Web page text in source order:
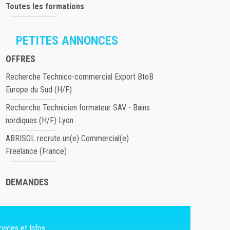
Toutes les formations
PETITES ANNONCES
OFFRES
Recherche Technico-commercial Export BtoB
Europe du Sud (H/F)
Recherche Technicien formateur SAV - Bains
nordiques (H/F) Lyon
ABRISOL recrute un(e) Commercial(e)
Freelance (France)
DEMANDES